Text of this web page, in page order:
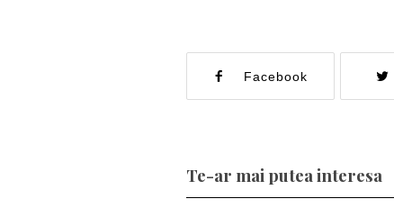
Facebook
Te-ar mai putea interesa